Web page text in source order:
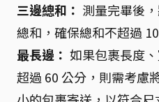
三邊總和： 測量完畢後
總和，確保總和不超過
最長邊： 如果包裹長度
超過 60 公分，則需考慮